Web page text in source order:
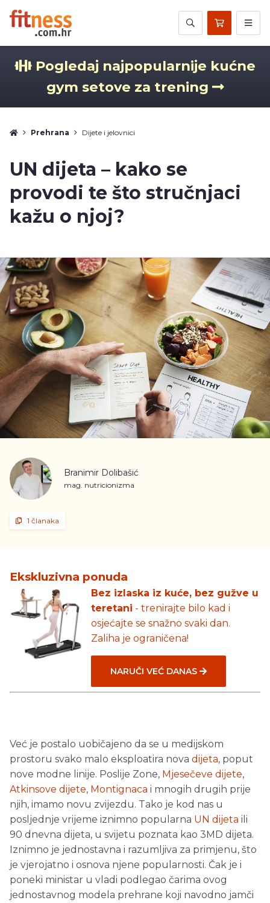
Pogledaj najpopularnije kućne
gym setove za trening
Prehrana Dijete i jelovnici
UN dijeta – kako se
provodi te što stručnjaci
kažu o njoj?
Branimir Dolibašić
mag. nutricionizma
1 članaka
Ekskluzivna ponuda
Bez izlaska iz kuće, bez gužve u
teretani - trenirajte bilo kad i
osjećajte se snažno svaki dan.
Zaliha je ograničena!
NARUČI VEĆ DANAS
Već je postalo uobičajeno da se u medijskom
prostoru svako malo eksploatira nova dijeta, poput
nove modne linije. Poslije Zone, Mjesečeve dijete,
Atkinsove dijete, Montignaca i mnogih drugih prije
njih, imamo novu zvijezdu. Tako je kod nas u
posljednje vrijeme iznimno popularna UN dijeta ili
90 dnevna dijeta, u svijetu poznata kao 3MD dijeta.
Iznimno je jednostavna i razumljiva za primjenu, što
je vjerojatno i osnova njene popularnosti. Čak je i
poneki ministar u vladi podlegao čarima ovog
jednostavnog modela prehrane koji navodno jamči